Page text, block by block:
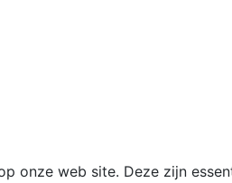
onze web site. Deze zijn